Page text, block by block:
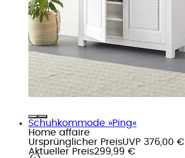
Schuhkommode »Ping«
Home affaire
Ursprünglicher PreisUVP 376,00 €
Aktueller Preis299,99 €